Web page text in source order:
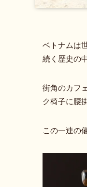
ベトナムは
続く歴史の
街角のカフ
ク椅子に腰
この一連の